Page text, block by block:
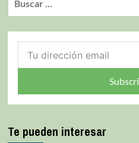
Te pueden interesar